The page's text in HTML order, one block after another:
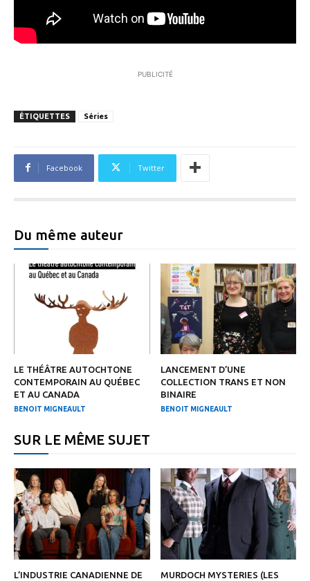
PUBLICITÉ
ÉTIQUETTES Séries
Facebook Twitter
Du même auteur
LE THÉÂTRE AUTOCHTONE
CONTEMPORAIN AU QUÉBEC
ET AU CANADA
BENOIT MIGNEAULT
LANCEMENT D’UNE
COLLECTION TRANS ET NON
BINAIRE
BENOIT MIGNEAULT
SUR LE MÊME SUJET
L’INDUSTRIE CANADIENNE DE
MURDOCH MYSTERIES (LES